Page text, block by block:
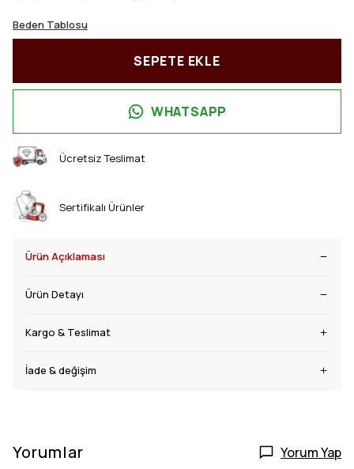
Beden Tablosu
SEPETE EKLE
WHATSAPP
Ücretsiz Teslimat
Sertifikalı Ürünler
Ürün Açıklaması
Ürün Detayı
Kargo & Teslimat
İade & değişim
Yorumlar Yorum Yap